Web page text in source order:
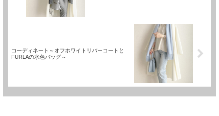
コーディネート～オフホワイトリバーコートと
FURLAの水色バッグ～